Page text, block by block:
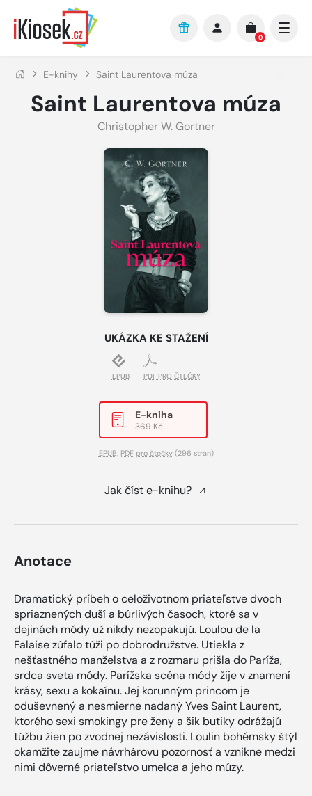
Přejít na hlavní obsah
0
E-knihy Saint Laurentova múza
Saint Laurentova múza
Christopher W. Gortner
UKÁZKA KE STAŽENÍ
EPUB PDF PRO ČTEČKY
E-kniha
369 Kč
EPUB PDF pro čtečky(296 stran)
Jak číst e-knihu?
Anotace
Dramatický príbeh o celoživotnom priateľstve dvoch
spriaznených duší a búrlivých časoch, ktoré sa v
dejinách módy už nikdy nezopakujú. Loulou de la
Falaise zúfalo túži po dobrodružstve. Utiekla z
nešťastného manželstva a z rozmaru prišla do Paríža,
srdca sveta módy. Parížska scéna módy žije v znamení
krásy, sexu a kokaínu. Jej korunným princom je
oduševnený a nesmierne nadaný Yves Saint Laurent,
ktorého sexi smokingy pre ženy a šik butiky odrážajú
túžbu žien po zvodnej nezávislosti. Loulin bohémsky štýl
okamžite zaujme návrhárovu pozornosť a vznikne medzi
nimi dôverné priateľstvo umelca a jeho múzy.